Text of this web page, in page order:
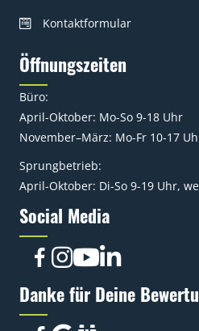
Kontaktformular
Öffnungszeiten
Büro:
April-Oktober: Mo-So 9-18 Uhr
November–März: Mo-Fr 10-17
Sprungbetrieb:
April-Oktober: Di-So 9-19 Uhr,
Social Media
Danke für Deine